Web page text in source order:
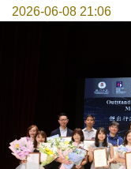
2026-06-08 21:06